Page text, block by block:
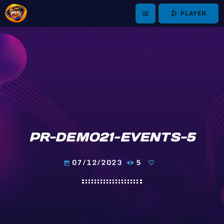
menu play_arrow PLAYER
PR-DEMO21-EVENTS-5
today 07/12/2023 5